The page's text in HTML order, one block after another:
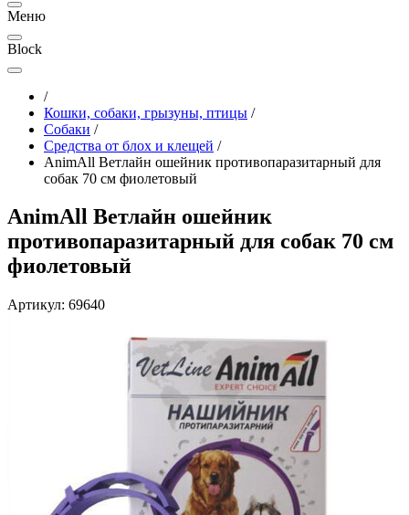
Меню
Block
/
Кошки, собаки, грызуны, птицы /
Собаки /
Средства от блох и клещей /
AnimAll Ветлайн ошейник противопаразитарный для
собак 70 см фиолетовый
AnimAll Ветлайн ошейник
противопаразитарный для собак 70 см
фиолетовый
Артикул: 69640